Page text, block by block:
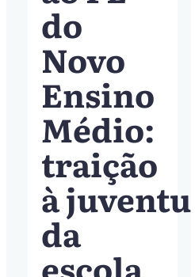
do
Novo
Ensino
Médio:
traição
à
da
escola